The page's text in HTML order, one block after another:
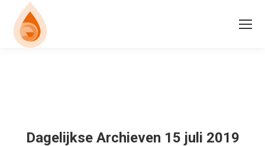
Dagelijkse Archieven 15 juli 2019